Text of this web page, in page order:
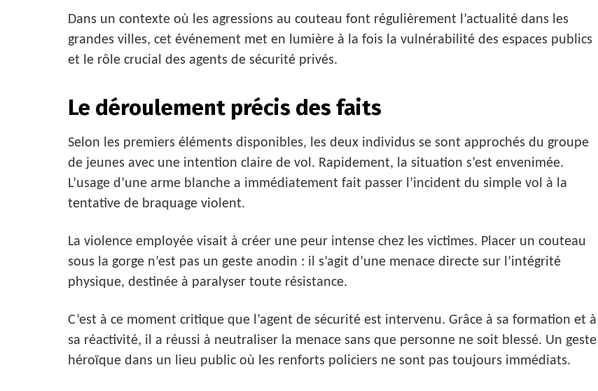
Dans un contexte où les agressions au couteau font régulièrement l’actualité dans les
grandes villes, cet événement met en lumière à la fois la vulnérabilité des espaces publics
et le rôle crucial des agents de sécurité privés.
Le déroulement précis des faits
Selon les premiers éléments disponibles, les deux individus se sont approchés du groupe
de jeunes avec une intention claire de vol. Rapidement, la situation s’est envenimée.
L’usage d’une arme blanche a immédiatement fait passer l’incident du simple vol à la
tentative de braquage violent.
La violence employée visait à créer une peur intense chez les victimes. Placer un couteau
sous la gorge n’est pas un geste anodin : il s’agit d’une menace directe sur l’intégrité
physique, destinée à paralyser toute résistance.
C’est à ce moment critique que l’agent de sécurité est intervenu. Grâce à sa formation et à
sa réactivité, il a réussi à neutraliser la menace sans que personne ne soit blessé. Un geste
héroïque dans un lieu public où les renforts policiers ne sont pas toujours immédiats.